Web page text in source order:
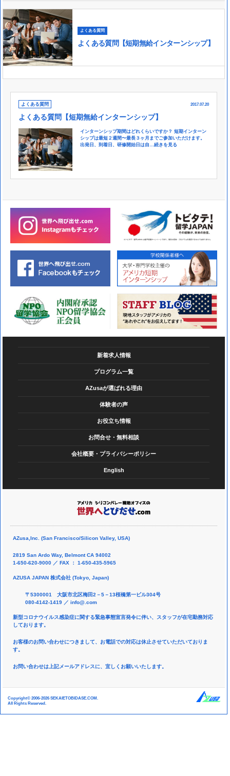
よくある質問
よくある質問【短期無給インターンシップ】
2017.07.20
よくある質問
よくある質問【短期無給インターンシップ】
インターンシップ期間はどれくらいですか？ 短期インターン
シップは最短２週間〜最長３ヶ月までご参加いただけます。
出発日、到着日、研修開始日は自…続きを見る
新着求人情報
プログラム一覧
AZusaが選ばれる理由
体験者の声
お役立ち情報
お問合せ・無料相談
会社概要・プライバシーポリシー
English
AZusa,Inc. (San Francisco/Silicon Valley, USA)
2819 San Ardo Way, Belmont CA 94002
1-650-620-9000 ／ FAX ： 1-650-435-5965
AZUSA JAPAN 株式会社 (Tokyo, Japan)
〒5300001 大阪市北区梅田2－5－13桜橋第一ビル304号
080-4142-1419 ／ info@.com
新型コロナウイルス感染症に関する緊急事態宣言発令に伴い、スタッフが在宅勤務対応
しております。
お客様のお問い合わせにつきまして、お電話での対応は休止させていただいておりま
す。
お問い合わせは上記メールアドレスに、宜しくお願いいたします。
Copyright© 2006-2026 SEKAIETOBIDASE.COM.
All Rights Reserved.